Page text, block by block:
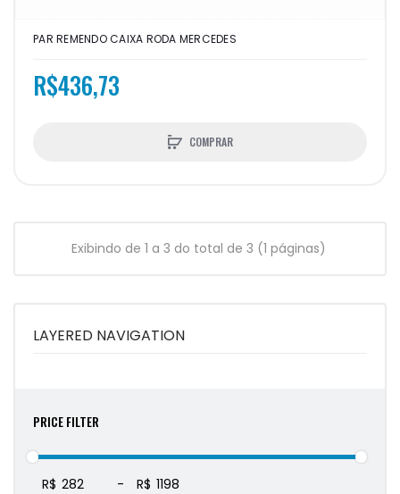
LAYERED NAVIGATION
PRICE FILTER
R$ - R$
PAR REMENDO CAIXA RODA MERCEDES
R$436,73
COMPRAR
Exibindo de 1 a 3 do total de 3 (1 páginas)